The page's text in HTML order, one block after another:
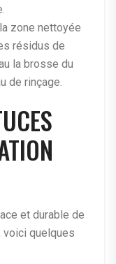
zone nettoyée
résidus de
la brosse du
de rinçage.
et durable de
voici quelques